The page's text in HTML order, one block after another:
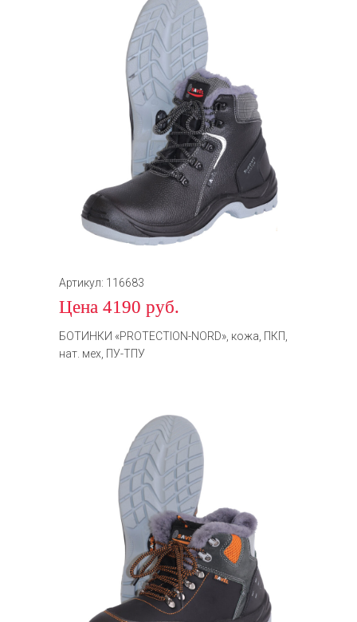
Артикул: 116683
Цена 4190 руб.
БОТИНКИ «PROTECTION-NORD», кожа, ПКП,
нат. мех, ПУ-ТПУ